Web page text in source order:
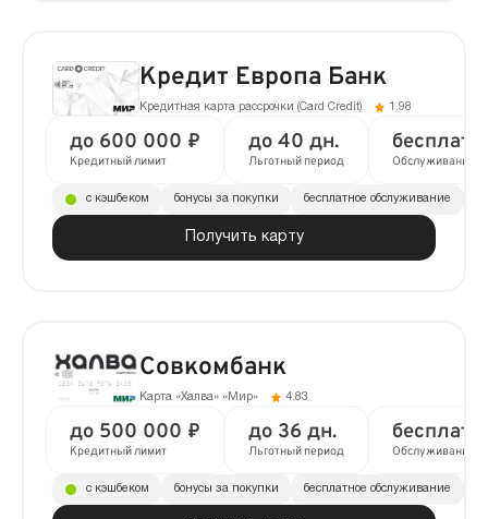
Кредит Европа Банк
Кредитная карта рассрочки (Сard Сredit) 1.98
до 600 000 ₽
Кредитный лимит
до 40 дн.
Льготный период Обслуживание
Получить карту
с кэшбеком бонусы за покупки бесплатное обслуживание
Совкомбанк
Карта «Халва» «Мир» 4.83
до 500 000 ₽
Кредитный лимит
до 36 дн.
Льготный период Обслуживание
с кэшбеком бонусы за покупки бесплатное обслуживание